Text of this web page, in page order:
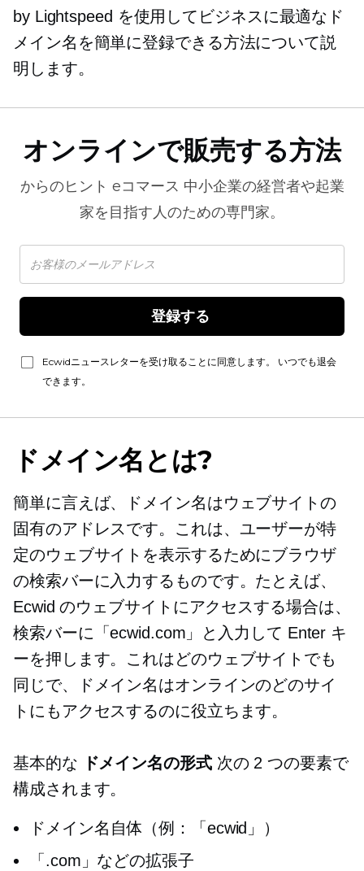
by Lightspeed を使用してビジネスに最適なド
メイン名を簡単に登録できる方法について説
明します。
オンラインで販売する方法
からのヒント eコマース 中小企業の経営者や起業
家を目指す人のための専門家。
Ecwidニュースレターを受け取ることに同意します。 いつでも退会
できます。
ドメイン名とは?
簡単に言えば、ドメイン名はウェブサイトの
固有のアドレスです。これは、ユーザーが特
定のウェブサイトを表示するためにブラウザ
の検索バーに入力するものです。たとえば、
Ecwid のウェブサイトにアクセスする場合は、
検索バーに「ecwid.com」と入力して Enter キ
ーを押します。これはどのウェブサイトでも
同じで、ドメイン名はオンラインのどのサイ
トにもアクセスするのに役立ちます。
基本的な ドメイン名の形式次の 2 つの要素で
構成されます。
ドメイン名自体（例：「ecwid」）
「.com」などの拡張子